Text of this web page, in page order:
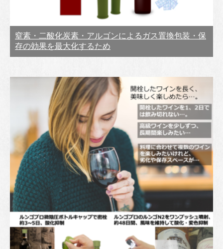
窒素・二酸化炭素・アルゴンによるガス置換包装・保
存の効果を最大化するため